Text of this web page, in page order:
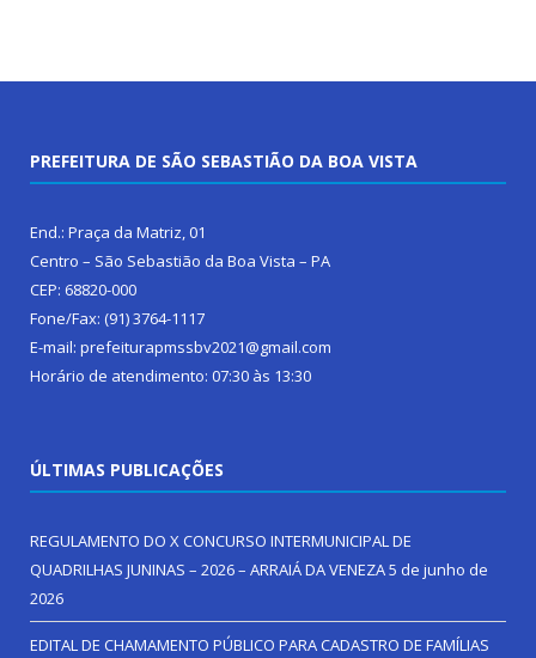
PREFEITURA DE SÃO SEBASTIÃO DA BOA VISTA
End.: Praça da Matriz, 01
Centro – São Sebastião da Boa Vista – PA
CEP: 68820-000
Fone/Fax: (91) 3764-1117
E-mail: prefeiturapmssbv2021@gmail.com
Horário de atendimento: 07:30 às 13:30
ÚLTIMAS PUBLICAÇÕES
REGULAMENTO DO X CONCURSO INTERMUNICIPAL DE
QUADRILHAS JUNINAS – 2026 – ARRAIÁ DA VENEZA5 de junho de
2026
EDITAL DE CHAMAMENTO PÚBLICO PARA CADASTRO DE FAMÍLIAS